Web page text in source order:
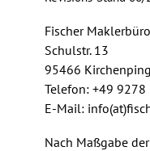
Fischer
Schulstr. 13
95466
Telefon: +49 9278
E-Mail:
Nach Maßgabe